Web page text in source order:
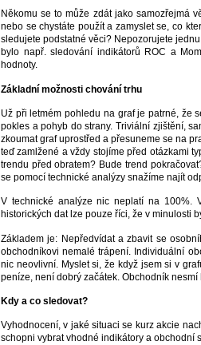
Někomu se to může zdát jako samozřejmá
nebo se chystáte použít a zamyslet se, co
sledujete podstatné věci? Nepozorujete
bylo např. sledování indikátorů ROC a
hodnoty.
Základní možnosti chování trhu
Už při letmém pohledu na graf je patrné, že
pokles a pohyb do strany. Triviální zjištění,
zkoumat graf uprostřed a přesuneme se na
teď zamlžené a vždy stojíme před otázkami
trendu před obratem? Bude trend
se pomocí technické analýzy snažíme najít
V technické analýze nic neplatí na 100%.
historických dat lze pouze říci, že v minulosti
Základem je: Nepředvídat a zbavit se
obchodníkovi nemalé trápení. Individuální
nic neovlivní. Myslet si, že když jsem si v
peníze, není dobrý začátek. Obchodník
Kdy a co sledovat?
Vyhodnocení, v jaké situaci se kurz akcie
schopni vybrat vhodné indikátory a obchodní